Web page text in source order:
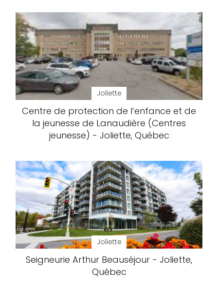
Joliette
Centre de protection de l’enfance et de
la jeunesse de Lanaudière (Centres
jeunesse) - Joliette, Québec
Joliette
Seigneurie Arthur Beauséjour - Joliette,
Québec